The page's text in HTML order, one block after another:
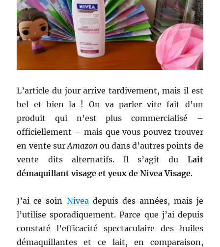
L’article du jour arrive tardivement, mais il est
bel et bien la ! On va parler vite fait d’un
produit qui n’est plus commercialisé –
officiellement – mais que vous pouvez trouver
en vente surAmazon ou dans d’autres points de
vente dits alternatifs. Il s’agit du Lait
démaquillant visage et yeux de Nivea Visage.
J’ai ce soin Niveadepuis des années, mais je
l’utilise sporadiquement. Parce que j’ai depuis
constaté l’efficacité spectaculaire des huiles
démaquillantes et ce lait, en comparaison,